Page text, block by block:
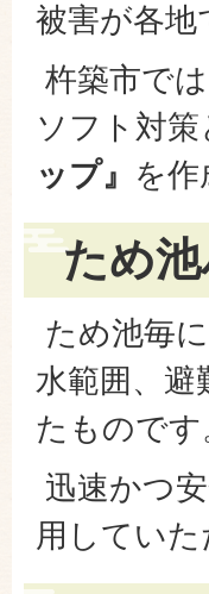
被害が各地
杵築市で
ソフト対策
ップ』 を作
ため
ため池毎
水範囲、避
たものです
迅速かつ
用していた